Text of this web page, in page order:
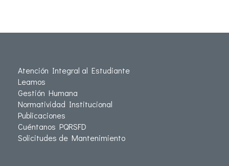
Atención Integral al Estudiante
Leamos
Gestión Humana
Normatividad Institucional
Publicaciones
Cuéntanos PQRSFD
Solicitudes de Mantenimiento